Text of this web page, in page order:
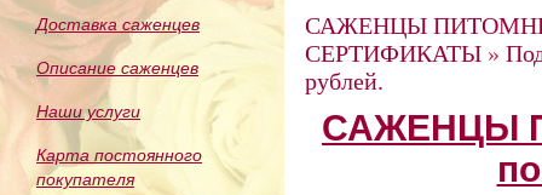
Доставка саженцев
Описание саженцев
Наши услуги
Карта постоянного
покупателя
САЖЕНЦЫ
СЕРТИФИКАТЫ »
рублей.
САЖЕНЦЫ